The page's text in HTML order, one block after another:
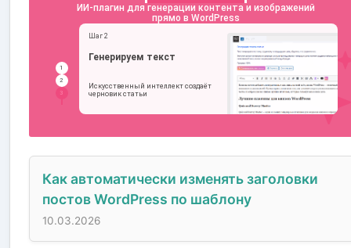
Как автоматически изменять заголовки
постов WordPress по шаблону
10.03.2026